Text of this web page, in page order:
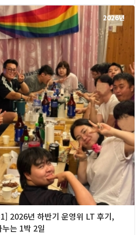
2026년
2026년 하반기 운영위 LT 후기,
누는 1박 2일